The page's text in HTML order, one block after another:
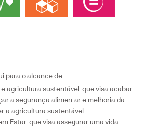
para o alcance de:
e agricultura sustentável: que visa acabar
a segurança alimentar e melhoria da
a agricultura sustentável
Estar: que visa assegurar uma vida